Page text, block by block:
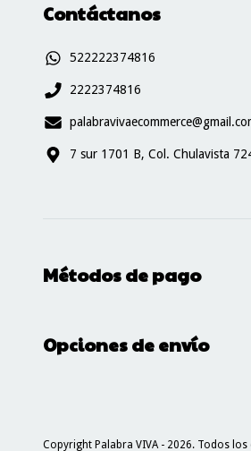
Contáctanos
522222374816
2222374816
7 sur 1701 B, Col. Chulavista
Métodos de pago
Opciones de envío
Copyright Palabra VIVA - 2026. Todos